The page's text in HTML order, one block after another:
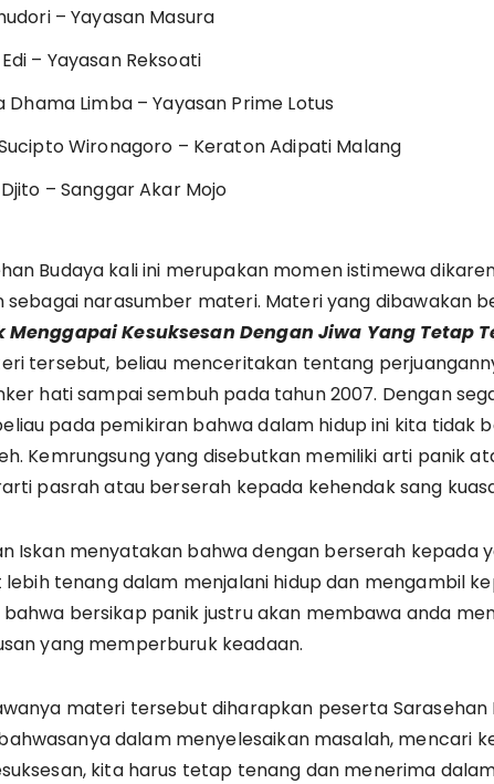
– Yayasan Masura
– Yayasan Reksoati
Dhama Limba – Yayasan Prime Lotus
Sucipto Wironagoro – Keraton Adipati Malang
– Sanggar Akar Mojo
Budaya kali ini merupakan momen istimewa
sebagai narasumber materi. Materi yang dibawakan
Menggapai Kesuksesan Dengan Jiwa Yang Tetap
tersebut, beliau menceritakan tentang
hati sampai sembuh pada tahun 2007. Dengan
pada pemikiran bahwa dalam hidup ini kita tidak
Kemrungsung yang disebutkan memiliki arti panik
pasrah atau berserah kepada kehendak sang
Iskan menyatakan bahwa dengan berserah kepada
tenang dalam menjalani hidup dan mengambil
bersikap panik justru akan membawa anda
yang memperburuk keadaan.
materi tersebut diharapkan peserta Sarasehan
dalam menyelesaikan masalah, mencari
kita harus tetap tenang dan menerima